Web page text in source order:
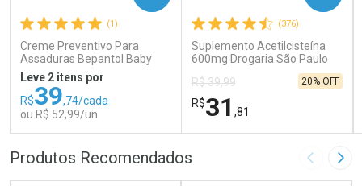
(1)
Creme Preventivo Para
Assaduras Bepantol Baby
Toy Story Personagens
Sortidos 120g
Leve 2 itens por
R$39,74/cada
ou R$ 52,99/un
FECHAR
FECHAR
Por Menos
(376)
Suplemento Acetilcisteína
600mg Drogaria São Paulo
R$ 39,99
R$31 ,81
20% OFF
Por Menos
Produtos Recomendados Imagem